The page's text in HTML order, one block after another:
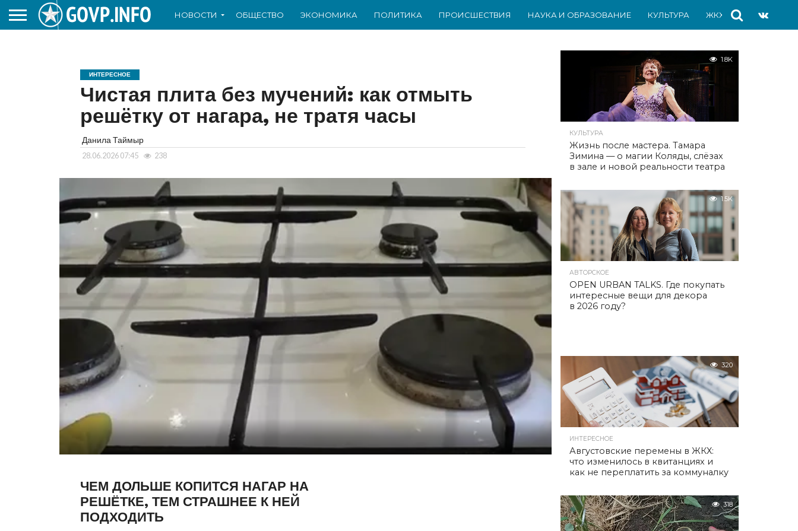
НОВОСТИ ОБЩЕСТВО ЭКОНОМИКА ПОЛИТИКА ПРОИСШЕСТВИЯ НАУКА И ОБРАЗОВАНИЕ КУЛЬТУРА ЖКХ СПОРТ
ИНТЕРЕСНОЕ
Чистая плита без мучений: как отмыть
решётку от нагара, не тратя часы
Данила Таймыр
28.06.2026 07:45 238
ЧЕМ ДОЛЬШЕ КОПИТСЯ НАГАР НА
РЕШЁТКЕ, ТЕМ СТРАШНЕЕ К НЕЙ
ПОДХОДИТЬ
1.8K
КУЛЬТУРА
Жизнь после мастера. Тамара
Зимина — о магии Коляды, слёзах
в зале и новой реальности театра
1.5K
АВТОРСКОЕ
OPEN URBAN TALKS. Где покупать
интересные вещи для декора
в 2026 году?
320
ИНТЕРЕСНОЕ
Августовские перемены в ЖКХ:
что изменилось в квитанциях и
как не переплатить за коммуналку
318